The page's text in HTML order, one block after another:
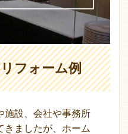
フォーム例
施設、会社や事務所
きましたが、ホーム